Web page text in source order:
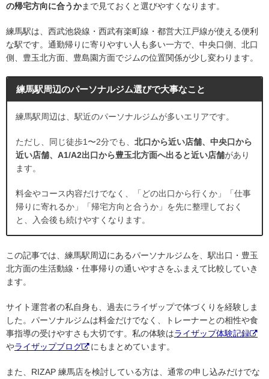
の帰宅方向に合うかまで見ておくと選びやすくなります。
練馬駅は、西武池袋線・西武有楽町線・都営大江戸線が使える便利
な駅です。通勤帰りに寄りやすい人も多い一方で、中央口側、北口
側、豊玉北方面、豊島園方面でジムの位置関係が少し変わります。
練馬駅周辺のパーソナルジム選びで大事なこと
練馬駅周辺は、駅近のパーソナルジムが多いエリアです。
ただし、同じ徒歩1〜2分でも、 北口から近い店舗、中央口から
近い店舗、A1/A2出口から豊玉北方面へ出ると近い店舗があり
ます。
料金やコース内容だけでなく、「どの出口から行くか」「仕事
帰りに寄れるか」「帰宅方向と合うか」を先に整理しておく
と、入会後も続けやすくなります。
この記事では、練馬駅周辺にあるパーソナルジムを、駅出口・豊玉
北方面の生活動線・仕事帰りの通いやすさをふまえて比較していき
ます。
サイト運営者の私自身も、過去にライザップで体づくりを経験しま
した。パーソナルジムは料金だけでなく、トレーナーとの相性や食
事指導の受けやすさも大切です。私の体験はライザップ体験記録
やライザップブログ にもまとめています。
また、RIZAP 練馬店を検討している方は、通常の申し込みだけでな